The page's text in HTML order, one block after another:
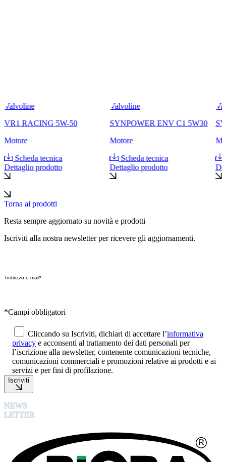
Valvoline
VR1 RACING 5W-50
Motore
Scheda tecnica
Dettaglio prodotto
Valvoline
SYNPOWER ENV C1 5W30
Motore
Scheda tecnica
Dettaglio prodotto
Torna ai prodotti
Resta sempre aggiornato su novità e prodotti
Iscriviti alla nostra newsletter per ricevere gli aggiornamenti.
*Campi obbligatori
Cliccando su Iscriviti, dichiari di accettare l’informativa
privacy e acconsenti al trattamento dei dati personali per
l’iscrizione alla newsletter, contenente comunicazioni tecniche,
comunicazioni commerciali e promozioni relative ai prodotti e ai
servizi e per fini di profilazione.
Iscriviti
NEWS
LETTER